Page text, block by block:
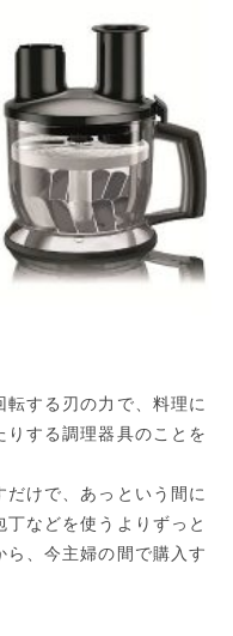
する刃の力で、料理に
する調理器具のことを
けで、あっという間に
などを使うよりずっと
、今主婦の間で購入す